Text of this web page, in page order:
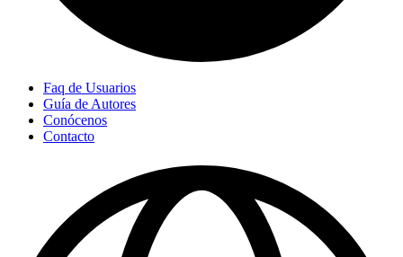
Faq de Usuarios
Guía de Autores
Conócenos
Contacto